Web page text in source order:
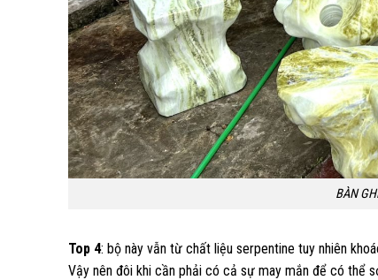
BÀN
Top 4: bộ này vẫn từ chất liệu serpentine tuy nhiên
Vậy nên đôi khi cần phải có cả sự may mắn để có thể